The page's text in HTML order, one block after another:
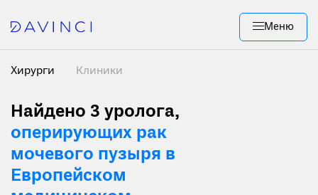
Меню
Хирурги Клиники
Найдено 3 уролога,
оперирующих рак
мочевого пузыря в
Европейском